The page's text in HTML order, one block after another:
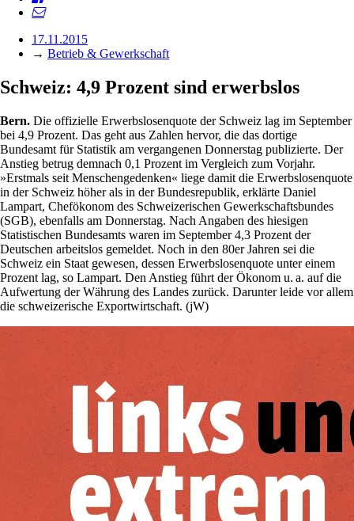
17.11.2015
→ Betrieb & Gewerkschaft
Schweiz: 4,9 Prozent sind erwerbslos
Bern. Die offizielle Erwerbslosenquote der Schweiz lag im September
bei 4,9 Prozent. Das geht aus Zahlen hervor, die das dortige
Bundesamt für Statistik am vergangenen Donnerstag publizierte. Der
Anstieg betrug demnach 0,1 Prozent im Vergleich zum Vorjahr.
»Erstmals seit Menschengedenken« liege damit die Erwerbslosenquote
in der Schweiz höher als in der Bundesrepublik, erklärte Da­niel
Lampart, Chefökonom des Schweizerischen Gewerkschaftsbundes
(SGB), ebenfalls am Donnerstag. Nach Angaben des hiesigen
Statistischen Bundesamts waren im September 4,3 Prozent der
Deutschen arbeitslos gemeldet. Noch in den 80er Jahren sei die
Schweiz ein Staat gewesen, dessen Erwerbslosenquote unter einem
Prozent lag, so Lampart. Den Anstieg führt der Ökonom u. a. auf die
Aufwertung der Währung des Landes zurück. Darunter leide vor allem
die schweizerische Exportwirtschaft. (jW)